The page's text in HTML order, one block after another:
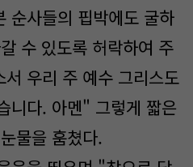
순사들의 핍박에도 굴하
수 있도록 허락하여 주
우리 주 예수 그리스도
니다. 아멘" 그렇게 짧은
물을 훔쳤다.